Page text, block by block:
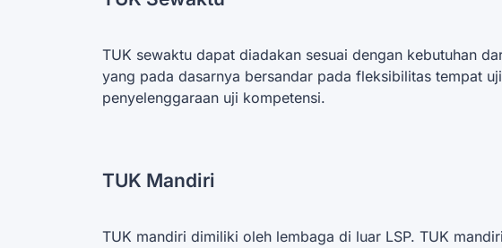
TUK sewaktu dapat diadakan sesuai dengan kebutuhan
yang pada dasarnya bersandar pada fleksibilitas tempat
penyelenggaraan uji kompetensi.
TUK Mandiri
TUK mandiri dimiliki oleh lembaga di luar LSP. TUK